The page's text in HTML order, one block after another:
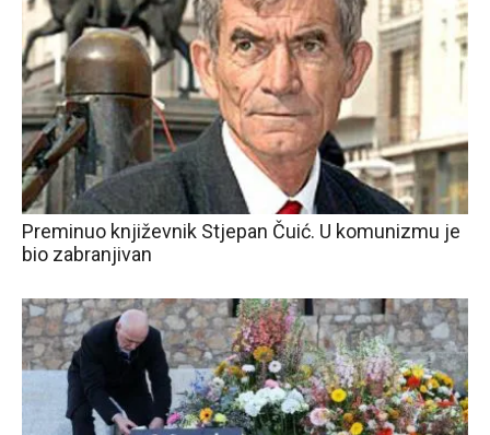
Preminuo književnik Stjepan Čuić. U komunizmu je
bio zabranjivan